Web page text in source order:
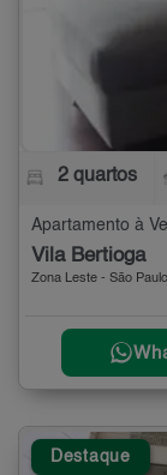
2 quartos
Apartamento à
Vila Bertioga
Zona Leste - São Paulo
Destaque